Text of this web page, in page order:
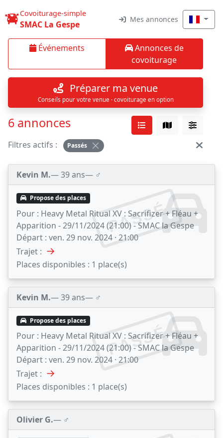
Covoiturage-simple
SMAC La Gespe Mes annonces
Événements
Annonces de
covoiturage
Préparer ma venue
Conseils pour votre venue · covoiturage en option
6 annonces
Filtres actifs : Passés
Kevin M.— 39 ans— ♂️
PASSÉ
Propose des places
Pour : Heavy Metal Ritual XV : Sacrifizer + Fléau +
Apparition - 29/11/2024 (21:00) - SMAC la Gespe
Départ : ven. 29 nov. 2024 · 21:00
Trajet : →
Places disponibles : 1 place(s)
Kevin M.— 39 ans— ♂️
PASSÉ
Propose des places
Pour : Heavy Metal Ritual XV : Sacrifizer + Fléau +
Apparition - 29/11/2024 (21:00) - SMAC la Gespe
Départ : ven. 29 nov. 2024 · 21:00
Trajet : →
Places disponibles : 1 place(s)
Olivier G.— ♂️